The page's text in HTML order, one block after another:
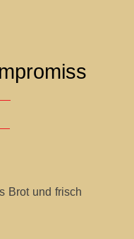
Brot und frisch